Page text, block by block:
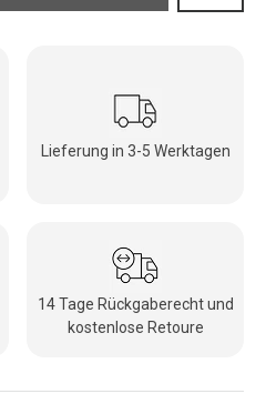
Lieferung in 3-5 Werktagen
14 Tage Rückgaberecht und
kostenlose Retoure